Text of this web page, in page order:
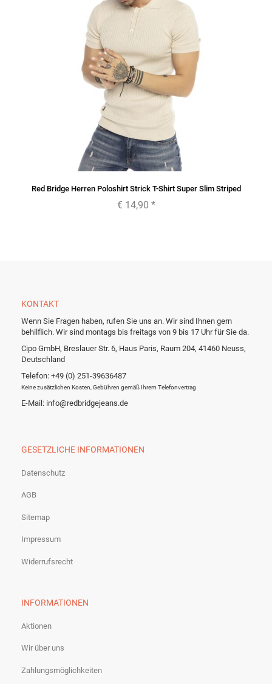
Red Bridge Herren Poloshirt Strick T-Shirt Super Slim Striped
€ 14,90 *
KONTAKT
Wenn Sie Fragen haben, rufen Sie uns an. Wir sind Ihnen gern
behilflich. Wir sind montags bis freitags von 9 bis 17 Uhr für Sie da.
Cipo GmbH, Breslauer Str. 6, Haus Paris, Raum 204, 41460 Neuss,
Deutschland
Telefon: +49 (0) 251-39636487
Keine zusätzlichen Kosten, Gebühren gemäß Ihrem Telefonvertrag
E-Mail: info@redbridgejeans.de
GESETZLICHE INFORMATIONEN
Datenschutz
AGB
Sitemap
Impressum
Widerrufsrecht
INFORMATIONEN
Aktionen
Wir über uns
Zahlungsmöglichkeiten